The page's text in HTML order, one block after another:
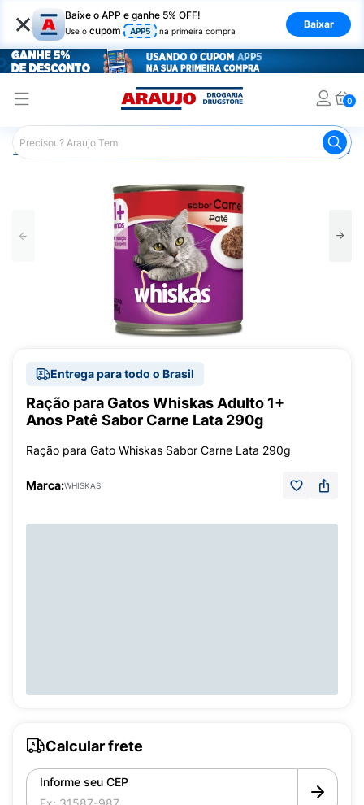
× Baixe o APP e ganhe 5% OFF!
Use o cupom APP5 na primeira compra
Baixar
0
Araujo Pet Shop Ração
Entrega para todo o Brasil
Ração para Gatos Whiskas Adulto 1+
Anos Patê Sabor Carne Lata 290g
Ração para Gato Whiskas Sabor Carne Lata 290g
Marca:WHISKAS
Calcular frete
Informe seu CEP